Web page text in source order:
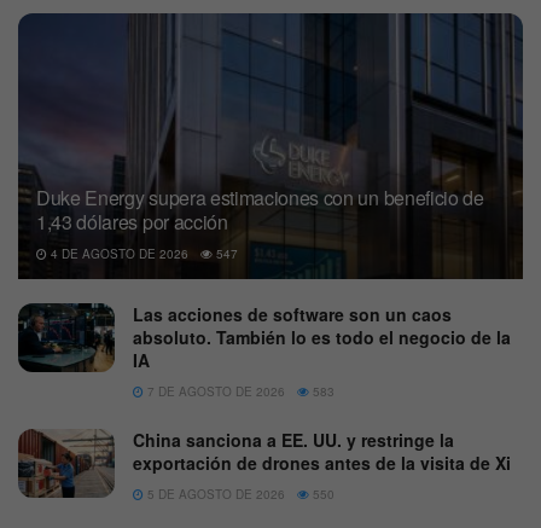
Duke Energy supera estimaciones con un beneficio de
1,43 dólares por acción
4 DE AGOSTO DE 2026 547
Las acciones de software son un caos
absoluto. También lo es todo el negocio de la
IA
7 DE AGOSTO DE 2026 583
China sanciona a EE. UU. y restringe la
exportación de drones antes de la visita de Xi
5 DE AGOSTO DE 2026 550